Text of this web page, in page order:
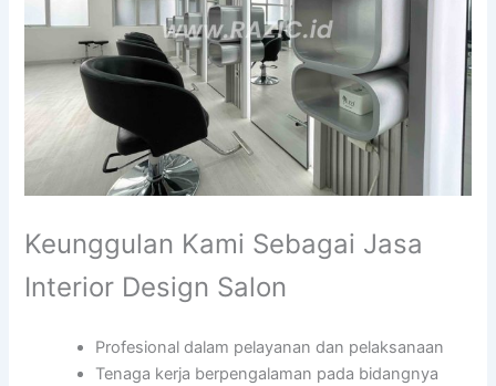
Keunggulan Kami Sebagai Jasa
Interior Design Salon
Profesional dalam pelayanan dan pelaksanaan
Tenaga kerja berpengalaman pada bidangnya